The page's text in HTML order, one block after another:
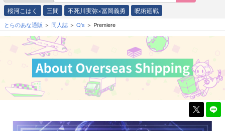
桜河こはく 三間 不死川実弥×冨岡義勇 呪術廻戦
とらのあな通販 同人誌 Q's Premiere